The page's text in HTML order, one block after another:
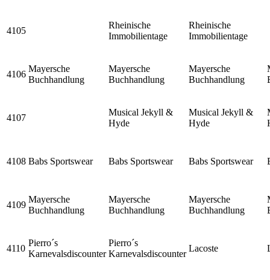
4105
Rheinische
Immobilientage
Rheinische
Immobilientage
4106
Mayersche
Buchhandlung
Mayersche
Buchhandlung
Mayersche
Buchhandlung
4107
Musical Jekyll &
Hyde
Musical Jekyll &
Hyde
4108 Babs Sportswear Babs Sportswear Babs Sportswear
4109
Mayersche
Buchhandlung
Mayersche
Buchhandlung
Mayersche
Buchhandlung
4110
Pierro´s
Karnevalsdiscounter
Pierro´s
Karnevalsdiscounter
Lacoste